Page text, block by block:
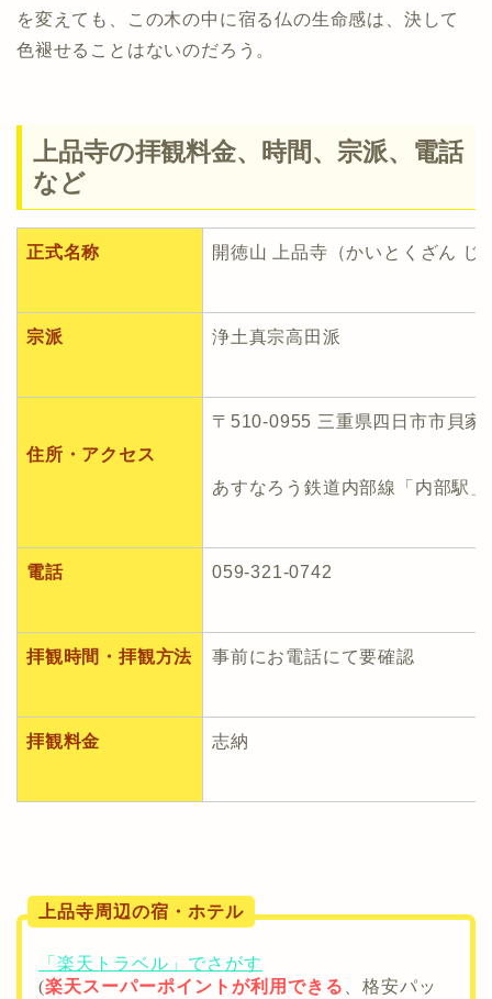
を変えても、この木の中に宿る仏の生命感は、決して
色褪せることはないのだろう。
上品寺の拝観料金、時間、宗派、電話
など
正式名称 開徳山 上品寺（かいとくざん じ
宗派 浄土真宗高田派
住所・アクセス
〒510-0955 三重県四日市市貝家
あすなろう鉄道内部線「内部駅
電話 059-321-0742
拝観時間・拝観方法 事前にお電話にて要確認
拝観料金 志納
上品寺周辺の宿・ホテル
「楽天トラベル」でさがす
(楽天スーパーポイントが利用できる 、格安パッ